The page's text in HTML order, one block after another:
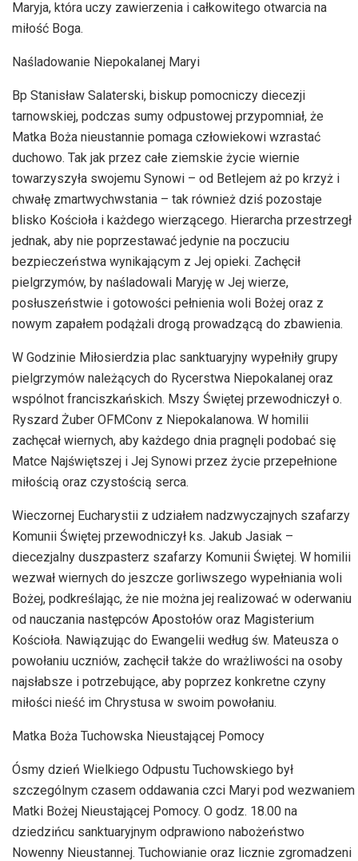
Maryja, która uczy zawierzenia i całkowitego otwarcia na
miłość Boga.
Naśladowanie Niepokalanej Maryi
Bp Stanisław Salaterski, biskup pomocniczy diecezji
tarnowskiej, podczas sumy odpustowej przypomniał, że
Matka Boża nieustannie pomaga człowiekowi wzrastać
duchowo. Tak jak przez całe ziemskie życie wiernie
towarzyszyła swojemu Synowi – od Betlejem aż po krzyż i
chwałę zmartwychwstania – tak również dziś pozostaje
blisko Kościoła i każdego wierzącego. Hierarcha przestrzegł
jednak, aby nie poprzestawać jedynie na poczuciu
bezpieczeństwa wynikającym z Jej opieki. Zachęcił
pielgrzymów, by naśladowali Maryję w Jej wierze,
posłuszeństwie i gotowości pełnienia woli Bożej oraz z
nowym zapałem podążali drogą prowadzącą do zbawienia.
W Godzinie Miłosierdzia plac sanktuaryjny wypełniły grupy
pielgrzymów należących do Rycerstwa Niepokalanej oraz
wspólnot franciszkańskich. Mszy Świętej przewodniczył o.
Ryszard Żuber OFMConv z Niepokalanowa. W homilii
zachęcał wiernych, aby każdego dnia pragnęli podobać się
Matce Najświętszej i Jej Synowi przez życie przepełnione
miłością oraz czystością serca.
Wieczornej Eucharystii z udziałem nadzwyczajnych szafarzy
Komunii Świętej przewodniczył ks. Jakub Jasiak –
diecezjalny duszpasterz szafarzy Komunii Świętej. W homilii
wezwał wiernych do jeszcze gorliwszego wypełniania woli
Bożej, podkreślając, że nie można jej realizować w oderwaniu
od nauczania następców Apostołów oraz Magisterium
Kościoła. Nawiązując do Ewangelii według św. Mateusza o
powołaniu uczniów, zachęcił także do wrażliwości na osoby
najsłabsze i potrzebujące, aby poprzez konkretne czyny
miłości nieść im Chrystusa w swoim powołaniu.
Matka Boża Tuchowska Nieustającej Pomocy
Ósmy dzień Wielkiego Odpustu Tuchowskiego był
szczególnym czasem oddawania czci Maryi pod wezwaniem
Matki Bożej Nieustającej Pomocy. O godz. 18.00 na
dziedzińcu sanktuaryjnym odprawiono nabożeństwo
Nowenny Nieustannej. Tuchowianie oraz licznie zgromadzeni